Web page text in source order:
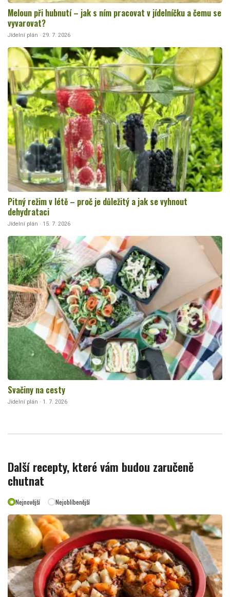
Meloun při hubnutí – jak s ním pracovat v jídelníčku a čemu se
vyvarovat?
Jídelní plán · 29. 7. 2026
Pitný režim v létě – proč je důležitý a jak se vyhnout
dehydrataci
Jídelní plán · 15. 7. 2026
Svačiny na cesty
Jídelní plán · 1. 7. 2026
Další recepty, které vám budou zaručeně
chutnat
Nejnovější Nejoblíbenější